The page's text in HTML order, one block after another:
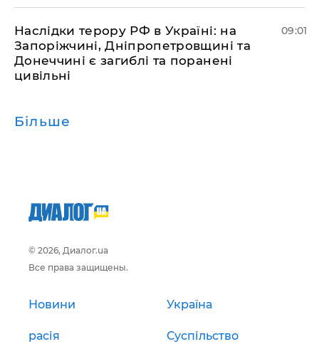
Наслідки терору РФ в Україні: на
Запоріжчині, Дніпропетровщині та
Донеччині є загиблі та поранені
цивільні
09:01
Більше
© 2026, Диалог.ua
Все права защищены.
Новини Україна
расія Суспільство